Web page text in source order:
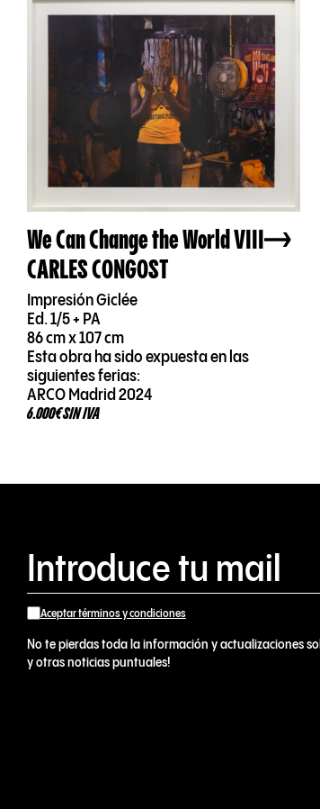
We Can Change the World VIII
CARLES CONGOST
Impresión Giclée
Ed. 1/5 + PA
86 cm x 107 cm
Esta obra ha sido expuesta en las
siguientes ferias:
ARCO Madrid 2024
6.000€ SIN IVA
Aceptar términos y condiciones
No te pierdas toda la información y actualizaciones
y otras noticias puntuales!